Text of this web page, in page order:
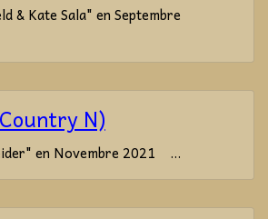
& Kate Sala" en Septembre
N)
en Novembre 2021 ...